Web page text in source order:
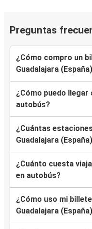
Preguntas
¿Cómo compro un
Guadalajara
¿Cómo puedo llegar
autobús?
¿Cuántas
Guadalajara
¿Cuánto cuesta
en autobús?
¿Cómo uso mi
Guadalajara